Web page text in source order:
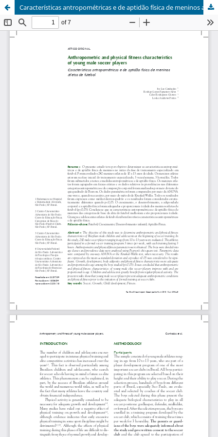
Características antropométricas e de aptidão física de meninos atletas de futebol